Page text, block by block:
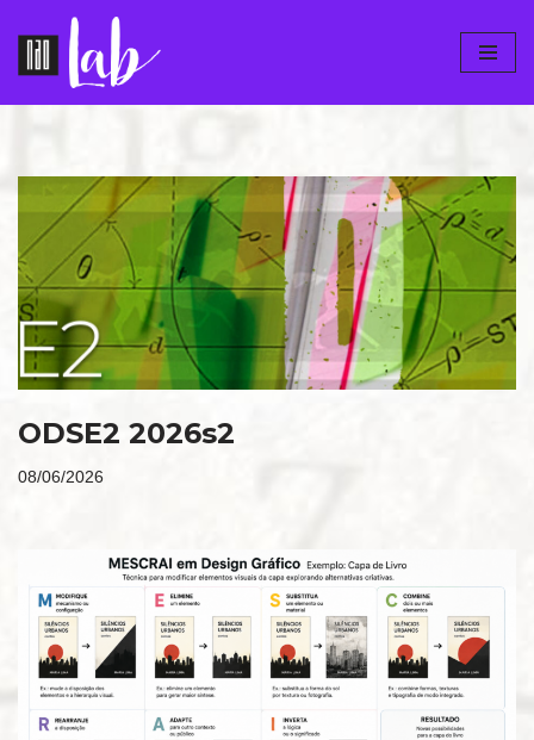
Pular
ODSE2 2026s2
08/06/2026